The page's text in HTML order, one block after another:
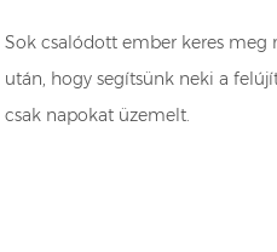
Sok csalódott ember keres
után, hogy segítsünk neki a
csak napokat üzemelt.